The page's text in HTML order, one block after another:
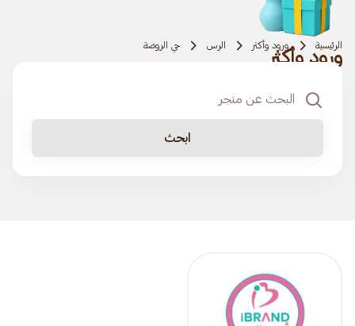
الرئيسية ورود وأكثر الرس حي الروضة
ورود وأكثر
ابحث